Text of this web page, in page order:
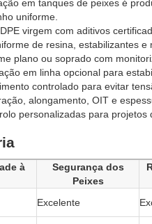
em tanques de peixes é
uniforme.
virgem com aditivos
de resina, estabilizantes e
plano ou soprado com
em linha opcional para
controlado para evitar
alongamento, OIT e
personalizadas para projetos
à
Segurança dos
Peixes
Excelente